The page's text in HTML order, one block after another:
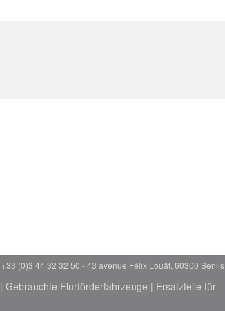
+33 (0)3 44 32 32 50 - 43 avenue Félix Louât, 60300 Senlis
| Gebrauchte Flurförderfahrzeuge | Ersatzteile für